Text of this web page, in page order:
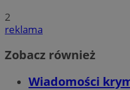
2
reklama
Zobacz również
Wiadomości